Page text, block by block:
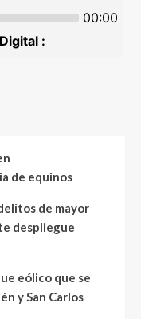
de equinos
de mayor
despliegue
eólico que se
y San Carlos